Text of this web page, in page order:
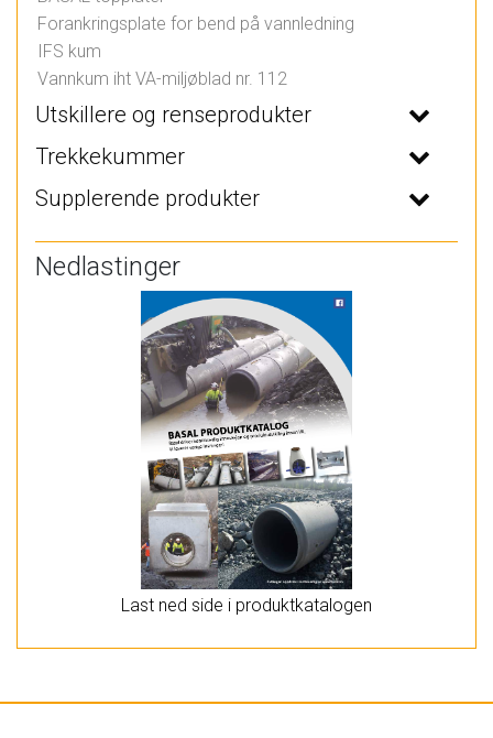
Forankringsplate for bend på vannledning
IFS kum
Vannkum iht VA-miljøblad nr. 112
Utskillere og renseprodukter
Trekkekummer
Supplerende produkter
Nedlastinger
Last ned side i produktkatalogen